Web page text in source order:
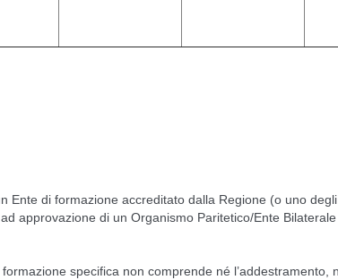
di formazione accreditato dalla Regione (o uno
approvazione di un Organismo Paritetico/Ente Bilaterale
specifica non comprende né l’addestramento,